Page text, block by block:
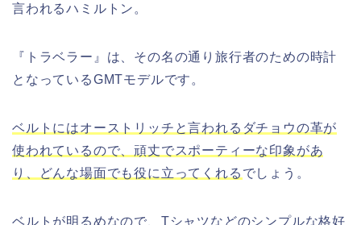
言われるハミルトン。
『トラベラー』は、その名の通り旅行者のための時計
となっているGMTモデルです。
ベルトにはオーストリッチと言われるダチョウの革が
使われているので、頑丈でスポーティーな印象があ
り、どんな場面でも役に立ってくれる でしょう。
ベルトが明るめなので、Tシャツなどのシンプルな格好